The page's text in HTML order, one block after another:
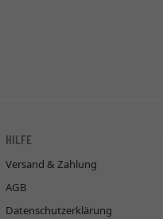
HILFE
Versand & Zahlung
AGB
Datenschutzerklärung